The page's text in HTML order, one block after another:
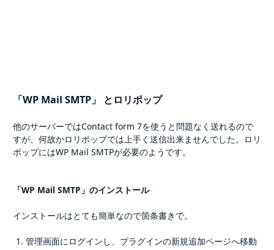
「WP Mail SMTP」 とロリポップ
他のサーバーではContact form 7を使うと問題なく送れるので
すが、何故かロリポップでは上手く送信出来ませんでした。ロリ
ポップにはWP Mail SMTPが必要のようです。
「WP Mail SMTP」のインストール
インストールはとても簡単なので箇条書きで。
管理画面にログインし、プラグインの新規追加ページへ移動